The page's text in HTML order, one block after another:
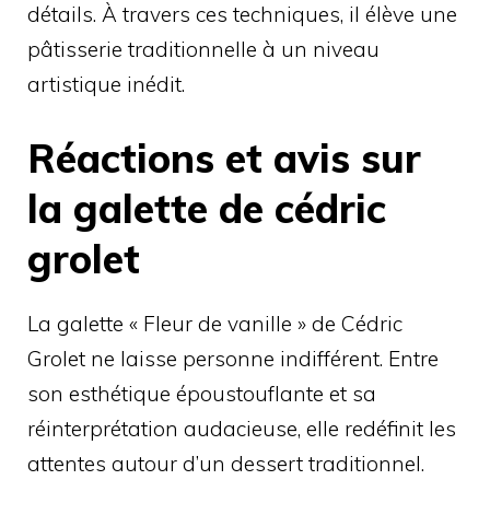
détails. À travers ces techniques, il élève une
pâtisserie traditionnelle à un niveau
artistique inédit.
Réactions et avis sur
la galette de cédric
grolet
La galette « Fleur de vanille » de Cédric
Grolet ne laisse personne indifférent. Entre
son esthétique époustouflante et sa
réinterprétation audacieuse, elle redéfinit les
attentes autour d’un dessert traditionnel.